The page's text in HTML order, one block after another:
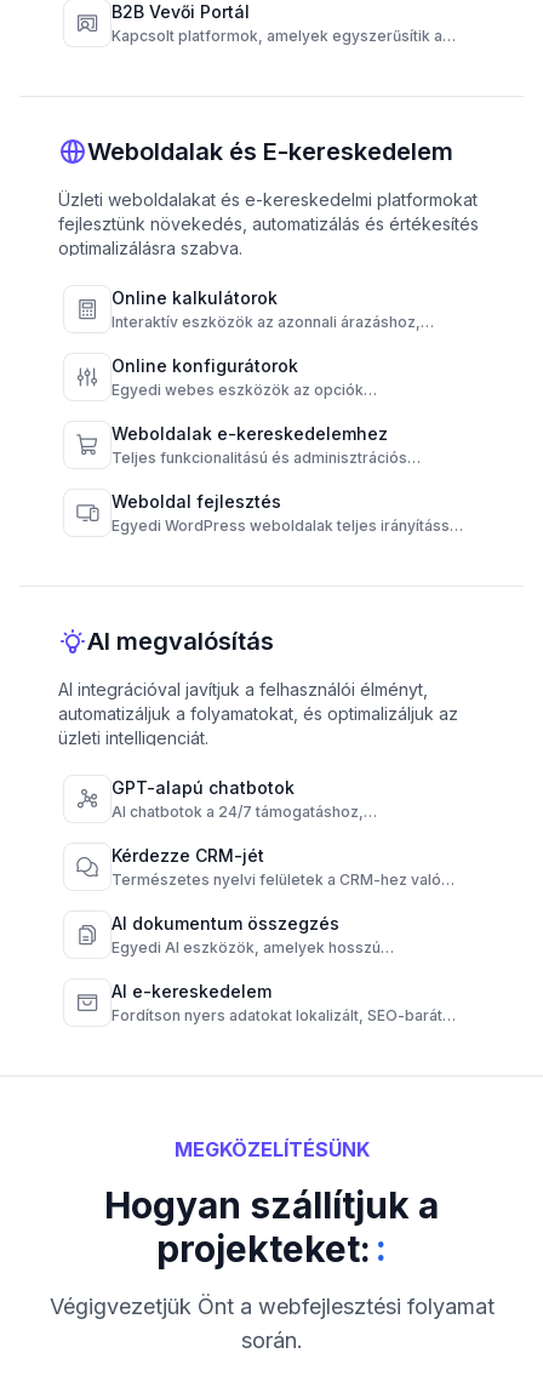
B2B Vevői Portál
Kapcsolt platformok, amelyek egyszerűsítik a
Weboldalak és E-kereskedelem
Üzleti weboldalakat és e-kereskedelmi platformokat
fejlesztünk növekedés, automatizálás és értékesítés
optimalizálásra szabva.
Online kalkulátorok
Interaktív eszközök az azonnali árazáshoz,
konverzióhoz.
Online konfigurátorok
Egyedi webes eszközök az opciók
automatizálására.
Weboldalak e-kereskedelemhez
Teljes funkcionalitású és adminisztrációs
Weboldal fejlesztés
Egyedi WordPress weboldalak teljes irányítással
AI megvalósítás
AI integrációval javítjuk a felhasználói élményt,
automatizáljuk a folyamatokat, és optimalizáljuk az
üzleti intelligenciát.
GPT-alapú chatbotok
AI chatbotok a 24/7 támogatáshoz,
csatornákon.
Kérdezze CRM-jét
Természetes nyelvi felületek a CRM-hez való
AI dokumentum összegzés
Egyedi AI eszközök, amelyek hosszú
alakítanak.
AI e-kereskedelem
Fordítson nyers adatokat lokalizált, SEO-barát
MEGKÖZELÍTÉSÜNK
Hogyan szállítjuk a
projekteket: :
Végigvezetjük Önt a webfejlesztési folyamat
során.